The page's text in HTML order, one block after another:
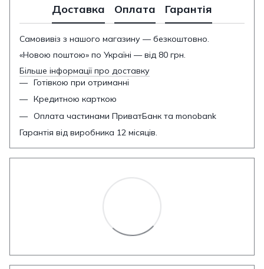
Доставка Оплата Гарантія
Самовивіз з нашого магазину — безкоштовно.
«Новою поштою» по Україні — від 80 грн.
Більше інформації про доставку
Готівкою при отриманні
Кредитною карткою
Оплата частинами ПриватБанк та monobank
Гарантія від виробника 12 місяців.